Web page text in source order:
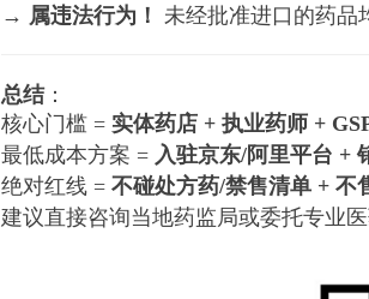
→ 属违法行为！ 未经批准进口的药品
总结：
核心门槛 = 实体药店 + 执业药师 +
最低成本方案 = 入驻京东/阿里平台 +
绝对红线 = 不碰处方药/禁售清单 + 不
建议直接咨询当地药监局或委托专业